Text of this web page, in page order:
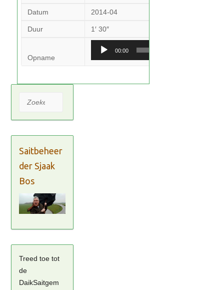
Datum 2014-04
Duur 1′ 30″
Opname
Audiospeler
00:00
Zoeken
Saitbeheer
der Sjaak
Bos
Treed toe tot
de
DaikSaitgem